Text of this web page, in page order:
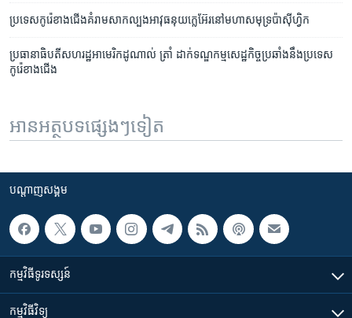
ប្រទេស​កូរ៉េខាង​ជើង​គំរាម​សាកល្បង​អាវុធ​នុយក្លេអ៊ែរ​នៅ​មហា​សមុទ្រ​ប៉ាស៊ីហ្វិក
ប្រធានា​ធិបតីសហរដ្ឋ​អាមេរិក​ដូណាល់​​ ត្រាំ ​​ដាក់​ទណ្ឌកម្ម​សេដ្ឋ​កិច្ច​​ប្រឆាំង​នឹង​ប្រទេស​
កូរ៉េខាង​ជើង​
អានអត្ថបទផ្សេងៗទៀត
បណ្តាញ​សង្គម
កម្មវិធី​ទូរទស្សន៍
កម្មវិធី​វិទ្យុ